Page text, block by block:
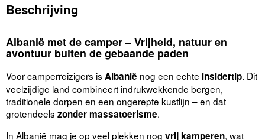
Beschrijving
Albanië met de camper – Vrijheid, natuur en
avontuur buiten de gebaande paden
Voor camperreizigers is Albanië nog een echte insidertip. Dit
veelzijdige land combineert indrukwekkende bergen,
traditionele dorpen en een ongerepte kustlijn – en dat
grotendeels zonder massatoerisme.
In Albanië mag je op veel plekken nog vrij kamperen, wat